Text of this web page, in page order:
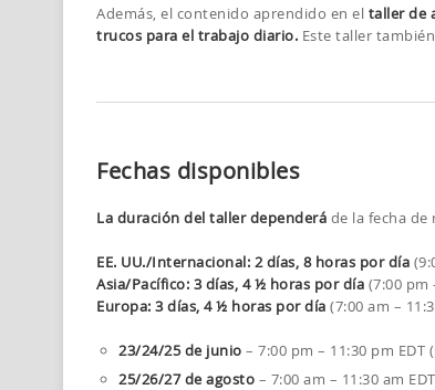
Además, el contenido aprendido en el taller de
trucos para el trabajo diario. Este taller
Fechas disponibles
La duración del taller dependerá de la fecha de
EE. UU./Internacional: 2 días, 8 horas por día
Asia/Pacífico: 3 días, 4 ½ horas por día (7:00 pm
Europa: 3 días, 4 ½ horas por día (7:00 am –
23/24/25 de junio – 7:00 pm – 11:30 pm EDT
25/26/27 de agosto – 7:00 am – 11:30 am